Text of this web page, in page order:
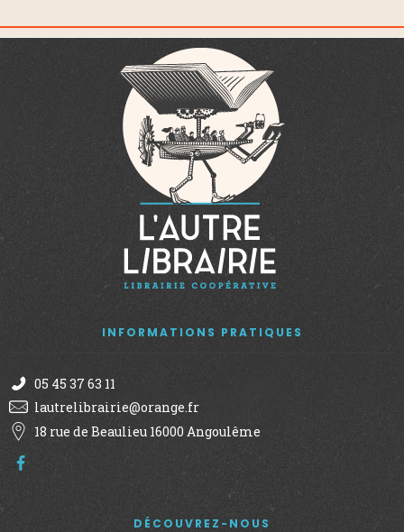
INFORMATIONS PRATIQUES
05 45 37 63 11
lautrelibrairie@orange.fr
18 rue de Beaulieu 16000 Angoulême
DÉCOUVREZ-NOUS